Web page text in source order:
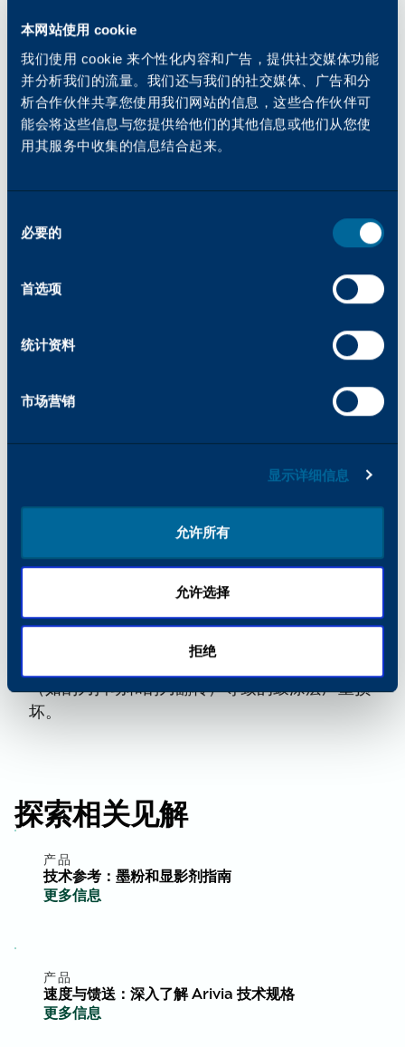
本网站使用 cookie
我们使用 cookie 来个性化内容和广告，提供社交媒体功能
并分析我们的流量。我们还与我们的社交媒体、广告和分
析合作伙伴共享您使用我们网站的信息，这些合作伙伴可
能会将这些信息与您提供给他们的其他信息或他们从您使
用其服务中收集的信息结合起来。
必要的
首选项
统计资料
市场营销
显示详细信息
允许所有
允许选择
拒绝
OPC 转鼓上可能更严重。
润滑油类型
预涂有润滑剂的感光鼓和鼓清洁刀片，以及安装
在采用碳粉自动润滑循环的复印机中的感光鼓和
刀片，通常在安装前无需额外润滑。但是，对于
未预涂润滑剂且不参与润滑循环的感光鼓和刀
末），或者使用含有润滑添加剂的新碳粉对感光
鼓和刀片进行润滑。 若使用得当，硬脂酸锌或新
碳粉可最大限度地降低刮刀对感光鼓涂层造成损
荐使用此类润滑剂之一。不同OEM厂商及复印机
型号的建议可能有所差异，安装感光鼓和刮刀时
应遵循相关建议。
硬脂酸锌粉末仅应用于硒合金鼓及其配套刮刀的
润滑，因为其颗粒尺寸相对较大，可能会在OPC
鼓较软且物理敏感的涂层表面产生轻微划痕。新
Katun 提供装在撒粉袋中的硬脂酸锌粉末，便于
简单、便捷地涂抹于滚筒和滚筒清洁刀片上。维
旋转滚筒，即可均匀涂抹润滑剂。为了彻底且均
匀地润滑刀片，维修技师应沿着刀片边缘的整个
长度轻敲撒粉袋。彻底润滑刀片边缘的两端尤为
在安装前，用硬脂酸锌或新碳粉对感光鼓和鼓清
洁刮刀进行适当润滑，可确保清洁刮刀的边缘沿
鼓表面顺畅移动。此操作可防止因刮刀相关问题
（如刮刀抖动和刮刀翻转）导致的鼓涂层严重损
坏。
探索相关见解
产品
技术参考：墨粉和显影剂指南
更多信息
产品
速度与馈送：深入了解 Arivia 技术规格
更多信息